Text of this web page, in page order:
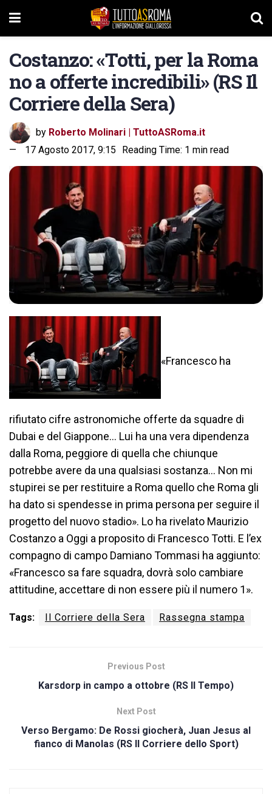
Costanzo: «Totti, per la Roma
no a offerte incredibili» (RS Il
Corriere della Sera)
by Roberto Molinari | TuttoASRoma.it
17 Agosto 2017, 9:15
Reading Time: 1 min read
«Francesco ha
rifiutato cifre astronomiche offerte da squadre di
Dubai e del Giappone… Lui ha una vera dipendenza
dalla Roma, peggiore di quella che chiunque
potrebbe avere da una qualsiasi sostanza… Non mi
stupirei se per restituire a Roma quello che Roma gli
ha dato si spendesse in prima persona per seguire il
progetto del nuovo stadio». Lo ha rivelato Maurizio
Costanzo a Oggi a proposito di Francesco Totti. E l’ex
compagno di campo Damiano Tommasi ha aggiunto:
«Francesco sa fare squadra, dovrà solo cambiare
attitudine, accettare di non essere più il numero 1».
Tags: Il Corriere della Sera Rassegna stampa
Previous Post
Karsdorp in campo a ottobre (RS Il Tempo)
Next Post
Verso Bergamo: De Rossi giocherà, Juan Jesus al
fianco di Manolas (RS Il Corriere dello Sport)